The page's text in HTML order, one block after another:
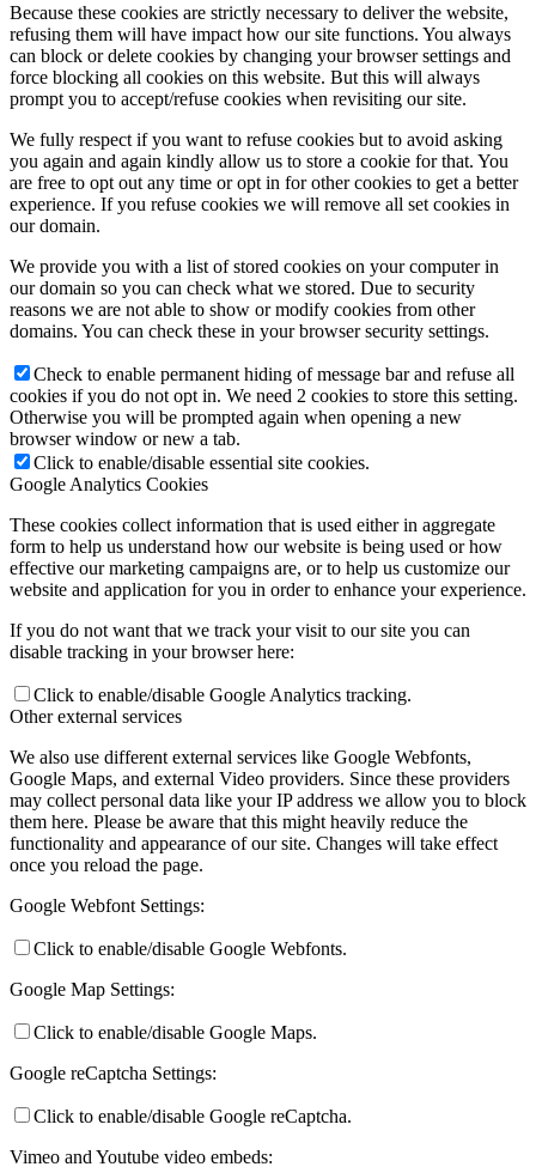
Because these cookies are strictly necessary to deliver the website,
refusing them will have impact how our site functions. You always
can block or delete cookies by changing your browser settings and
force blocking all cookies on this website. But this will always
prompt you to accept/refuse cookies when revisiting our site.
We fully respect if you want to refuse cookies but to avoid asking
you again and again kindly allow us to store a cookie for that. You
are free to opt out any time or opt in for other cookies to get a better
experience. If you refuse cookies we will remove all set cookies in
our domain.
We provide you with a list of stored cookies on your computer in
our domain so you can check what we stored. Due to security
reasons we are not able to show or modify cookies from other
domains. You can check these in your browser security settings.
Check to enable permanent hiding of message bar and refuse all
cookies if you do not opt in. We need 2 cookies to store this setting.
Otherwise you will be prompted again when opening a new
browser window or new a tab.
Click to enable/disable essential site cookies.
Google Analytics Cookies
These cookies collect information that is used either in aggregate
form to help us understand how our website is being used or how
effective our marketing campaigns are, or to help us customize our
website and application for you in order to enhance your experience.
If you do not want that we track your visit to our site you can
disable tracking in your browser here:
Click to enable/disable Google Analytics tracking.
Other external services
We also use different external services like Google Webfonts,
Google Maps, and external Video providers. Since these providers
may collect personal data like your IP address we allow you to block
them here. Please be aware that this might heavily reduce the
functionality and appearance of our site. Changes will take effect
once you reload the page.
Google Webfont Settings:
Click to enable/disable Google Webfonts.
Google Map Settings:
Click to enable/disable Google Maps.
Google reCaptcha Settings:
Click to enable/disable Google reCaptcha.
Vimeo and Youtube video embeds: